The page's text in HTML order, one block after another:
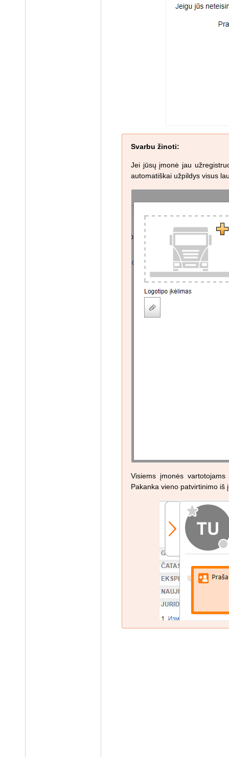
Svarbu žinoti:
Jei jūsų įmonė jau
automatiškai užpildys visus
Visiems įmonės
Pakanka vieno patvirtinimo iš